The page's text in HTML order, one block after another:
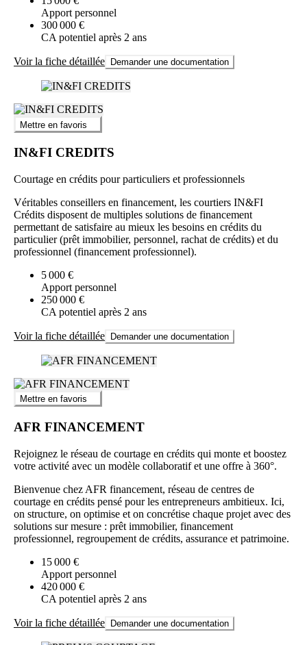
Apport personnel
300 000 €
CA potentiel après 2 ans
Voir la fiche détaillée Demander une documentation
Mettre en favoris
IN&FI CREDITS
Courtage en crédits pour particuliers et professionnels
Véritables conseillers en financement, les courtiers IN&FI
Crédits disposent de multiples solutions de financement
permettant de satisfaire au mieux les besoins en crédits du
particulier (prêt immobilier, personnel, rachat de crédits) et du
professionnel (financement professionnel).
5 000 €
Apport personnel
250 000 €
CA potentiel après 2 ans
Voir la fiche détaillée Demander une documentation
Mettre en favoris
AFR FINANCEMENT
Rejoignez le réseau de courtage en crédits qui monte et boostez
votre activité avec un modèle collaboratif et une offre à 360°.
Bienvenue chez AFR financement, réseau de centres de
courtage en crédits pensé pour les entrepreneurs ambitieux. Ici,
on structure, on optimise et on concrétise chaque projet avec des
solutions sur mesure : prêt immobilier, financement
professionnel, regroupement de crédits, assurance et patrimoine.
15 000 €
Apport personnel
420 000 €
CA potentiel après 2 ans
Voir la fiche détaillée Demander une documentation